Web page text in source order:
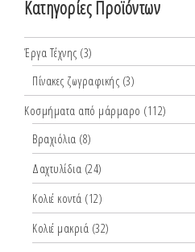
Κατηγορίες Προϊόντων
Έργα Τέχνης (3)
Πίνακες ζωγραφικής (3)
Κοσμήματα από μάρμαρο (112)
Βραχιόλια (8)
Δαχτυλίδια (24)
Κολιέ κοντά (12)
Κολιέ μακριά (32)